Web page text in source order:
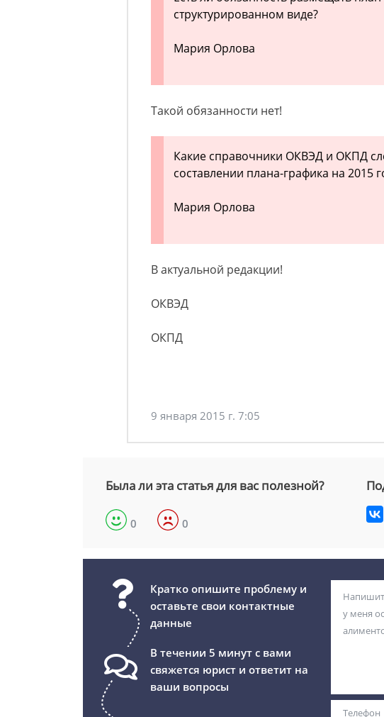
структурированном виде?
Мария Орлова
Такой обязанности нет!
Какие справочники ОКВЭД и ОКПД
составлении плана-графика на 2015
Мария Орлова
В актуальной редакции!
ОКВЭД
ОКПД
9 января 2015 г. 7:05
Была ли эта статья для вас полезной?
0 0
Кратко опишите проблему и
оставьте свои контактные
данные
В течении 5 минут с вами
свяжется юрист и ответит на
ваши вопросы